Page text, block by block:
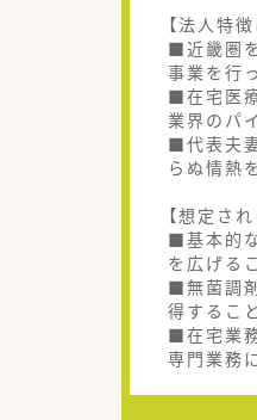
【法人特
■近畿圏
事業を行
■在宅医
業界のパ
■代表夫
らぬ情熱
【想定さ
■基本的
を広げる
■無菌調
得するこ
■在宅業
専門業務